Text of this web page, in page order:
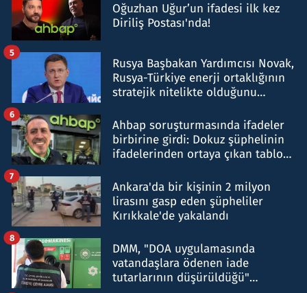
Oğuzhan Uğur’un ifadesi ilk kez
Diriliş Postası'nda!
Rusya Başbakan Yardımcısı Novak,
Rusya-Türkiye enerji ortaklığının
stratejik nitelikte olduğunu
5
Ahbap soruşturmasında ifadeler
birbirine girdi: Dokuz şüphelinin
ifadelerinden ortaya çıkan tablo
6
Ankara'da bir kişinin 2 milyon
lirasını gasp eden şüpheliler
Kırıkkale'de yakalandı
7
DMM, "DOA uygulamasında
vatandaşlara ödenen iade
tutarlarının düşürüldüğü"
8